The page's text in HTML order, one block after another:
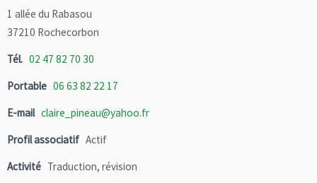
1 allée du Rabasou
37210 Rochecorbon
Tél. 02 47 82 70 30
Portable 06 63 82 22 17
E-mail claire_pineau@yahoo.fr
Profil associatif Actif
Activité Traduction, révision